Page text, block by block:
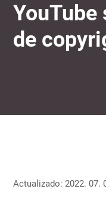
de
Actualizado: 2022. 07.